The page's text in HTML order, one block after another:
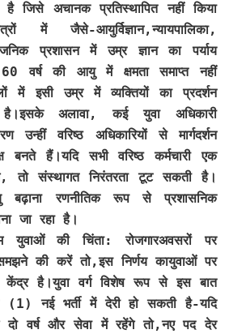
है जिसे अचानक प्रतिस्थापित नहीं किया
में जैसे-आयुर्विज्ञान,न्यायपालिका,
प्रशासन में उम्र ज्ञान का पर्याय
60 वर्ष की आयु में क्षमता समाप्त नहीं
में इसी उम्र में व्यक्तियों का प्रदर्शन
अलावा, कई युवा अधिकारी
वरिष्ठ अधिकारियों से मार्गदर्शन
बनते हैं।यदि सभी वरिष्ठ कर्मचारी एक
तो संस्थागत निरंतरता टूट सकती है।
बढ़ाना रणनीतिक रूप से प्रशासनिक
जा रहा है।
युवाओं की चिंता: रोजगारअवसरों पर
की करें तो,इस निर्णय कायुवाओं पर
केंद्र है।युवा वर्ग विशेष रूप से इस बात
नई भर्ती में देरी हो सकती है-यदि
दो वर्ष और सेवा में रहेंगे तो,नए पद देर